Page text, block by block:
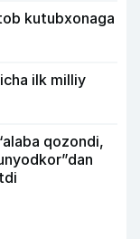
kutubxonaga
ilk milliy
qozondi,